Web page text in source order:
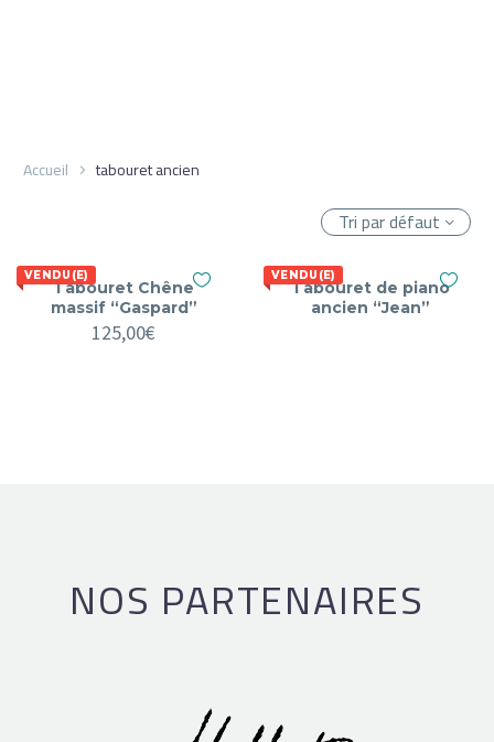
Accueil tabouret ancien
Tri par défaut
VENDU(E)
Tabouret Chêne
massif “Gaspard”
125,00€
VENDU(E)
Tabouret de piano
ancien “Jean”
NOS PARTENAIRES